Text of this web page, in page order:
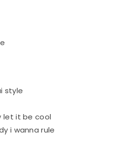
style
let it be cool
i wanna rule